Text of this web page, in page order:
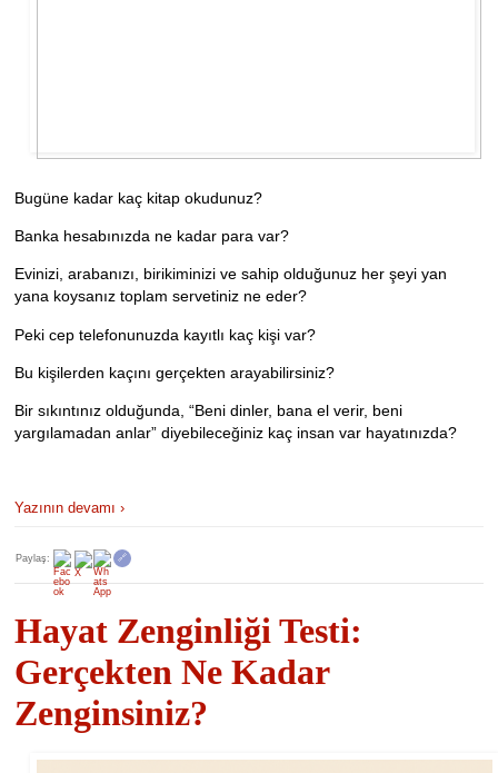
Bugüne kadar kaç kitap okudunuz?
Banka hesabınızda ne kadar para var?
Evinizi, arabanızı, birikiminizi ve sahip olduğunuz her şeyi yan
yana koysanız toplam servetiniz ne eder?
Peki cep telefonunuzda kayıtlı kaç kişi var?
Bu kişilerden kaçını gerçekten arayabilirsiniz?
Bir sıkıntınız olduğunda, “Beni dinler, bana el verir, beni
yargılamadan anlar” diyebileceğiniz kaç insan var hayatınızda?
Yazının devamı ›
Paylaş: 🔗
Hayat Zenginliği Testi:
Gerçekten Ne Kadar
Zenginsiniz?